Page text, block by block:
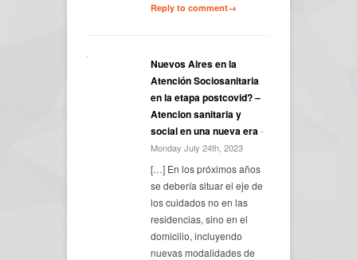
Reply to comment→
Nuevos Aires en la
Atención Sociosanitaria
en la etapa postcovid? –
Atencion sanitaria y
social en una nueva era-
Monday July 24th, 2023
[…] En los próximos años
se debería situar el eje de
los cuidados no en las
residencias, sino en el
domicilio, incluyendo
nuevas modalidades de